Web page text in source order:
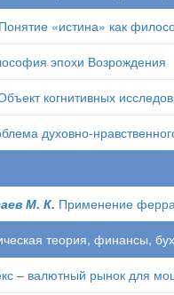
Понятие «истина» как
эпохи Возрождения
когнитивных
духовно-
М. К. Применение
теория, финансы,
– валютный рынок для